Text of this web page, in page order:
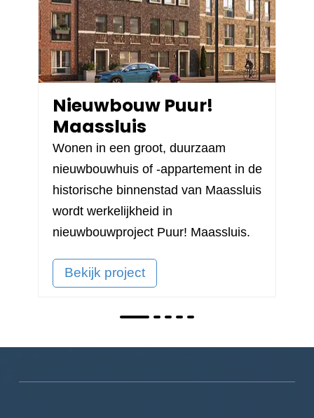
Nieuwbouw Puur!
Maassluis
Wonen in een groot, duurzaam
nieuwbouwhuis of -appartement in de
historische binnenstad van Maassluis
wordt werkelijkheid in
nieuwbouwproject Puur! Maassluis.
Bekijk project